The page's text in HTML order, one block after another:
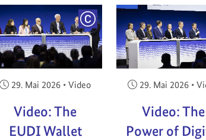
COPYRIGHT
Veröffentlicht am:
29. Mai 2026 • Video
Video: The
EUDI Wallet
Veröffentlicht
29. Mai 2026 •
Video: The
Power of